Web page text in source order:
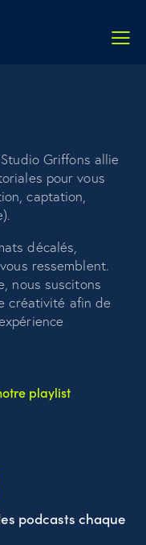
Griffons allie
pour vous
captation,
décalés,
ressemblent.
nous suscitons
créativité afin de
playlist
podcasts chaque